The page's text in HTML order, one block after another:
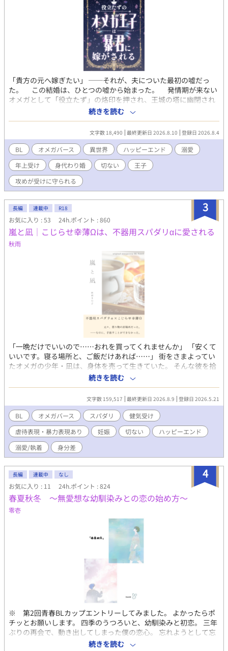
「貴方の元へ嫁ぎたい」 ──それが、夫についた最初の嘘だっ
た。 この結婚は、ひとつの嘘から始まった。 発情期が来ない
オメガとして「役立たず」の烙印を押され、王城の塔に幽閉され
ていたルミナリア第一王子・セレン。ある日、行き先すら知らさ
れないまま北の軍事国家グランディオへ送られた彼を待っていた
のは、敵味方から恐れられる第二王子・リヴァルとの婚礼だっ
た。 しかも、本来リヴァルへ嫁ぐはずだったのは妹の第四王
女。相手が自分ではなかったと知ったセレンは、この婚姻が破談
になれば国同士の関係まで崩れると恐れ、咄嗟に告げる。 「私が
望んで、貴方の元へ嫁いできたのです」 もちろん、嘘だった。
ところが「誰が相手でも構わない」と言い放ったリヴァルは、
噂に聞く暴君とはどこか違っていた。セレンに無理を強いること
ないと思っていたセレンの魔法は、リヴァルと共に戦うことで思
いがけない力を発揮していく。 食事を共にし、剣を教わり、戦
場で互いを守るうち、形だけだった夫婦の距離も少しずつ変わっ
ていく。 国のためなら、自分などどうなってもいいと思ってい
たセレン。婚姻など誰としても同じだと思っていたリヴァル。
やがて二人は次第に仲を深め、そして気付く。 最初は嘘だった
「貴方の元へ嫁ぎたい」という言葉が、いつの間にかセレン自身
の願いになっていたことを。 同時に、リヴァルもまた、セレン
を手放しがたくなっていたことを。 けれどそんなある時、セレ
ンのついた必死の嘘が、二人を引き裂く。 📖毎日0時更新 🏆
Fujossy小説大賞に応募中です！「面白かった」「続きが気にな
る」と思っていただけましたら、応援投票していただけると嬉し
いです✨ https://fujossy.jp/books/32037 お借りした表紙素材 ・
ina様 https://www.pixiv.net/artworks/118203553 ・きっち様
https://www.pixiv.net/artworks/112188714 ・ノファテス様
https://www.pixiv.net/artworks/140205111 ✦︎…性描写アリ
続きを読む
文字数 18,490 最終更新日 2026.8.10 登録日 2026.8.4
BL オメガバース 異世界 ハッピーエンド
溺愛
年上受け
身代わり婚 切ない
王子
攻めが受けに守られる
3
長編 連載中 R18
お気に入り : 53 24h.ポイント : 860
嵐と凪│こじらせ幸薄Ωは、不器用スパダリ‪α‬に愛される
秋雨
「一晩だけでいいので……おれを買ってくれませんか」 「安くて
いいです。寝る場所と、ご飯だけあれば……」 街をさまよってい
たオメガの少年・凪は、身体を売って生きていた。 そんな彼を拾
った黒川嵐。 最低限の生活を与え、関わらないはずだった。 それ
でも、怯えながら生きる凪から目を逸らせなかった。 やがて明ら
かになる過去と、選ばなければならない現実。 ――それでも手を
取ると決めたとき、関係は変わり始める。 選び続けることで繋が
る、ふたりの物語。
続きを読む
文字数 159,517 最終更新日 2026.8.9 登録日 2026.5.21
BL オメガバース スパダリ
健気受け
虐待表現・暴力表現あり
妊娠 切ない
ハッピーエンド
溺愛/執着
身分差
4
長編 連載中 なし
お気に入り : 11 24h.ポイント : 824
春夏秋冬 〜無愛想な幼馴染みとの恋の始め方〜
零壱
※ 第2回青春BLカップエントリーしてみました。 よかったらポ
チッとお願いします。 四季のうつろいと、幼馴染みと初恋。 三年
ぶりの再会で、動き出してしまった僕の恋心。 忘れようとして忘
れられなかった。 兄にだけ笑顔を見せる幼馴染み、夏海への想い
続きを読む